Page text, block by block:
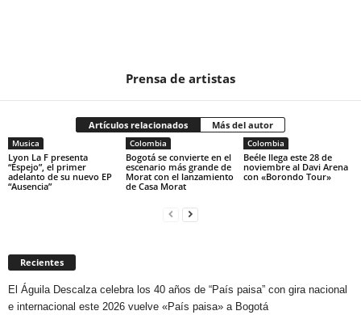
Prensa de artistas
Artículos relacionados Más del autor
Musica
Lyon La F presenta
“Espejo”, el primer
adelanto de su nuevo EP
“Ausencia”
Colombia
Bogotá se convierte en el
escenario más grande de
Morat con el lanzamiento
de Casa Morat
Colombia
Beéle llega este 28 de
noviembre al Davi Arena
con «Borondo Tour»
Recientes
El Águila Descalza celebra los 40 años de “País paisa” con gira nacional
e internacional este 2026 vuelve «País paisa» a Bogotá